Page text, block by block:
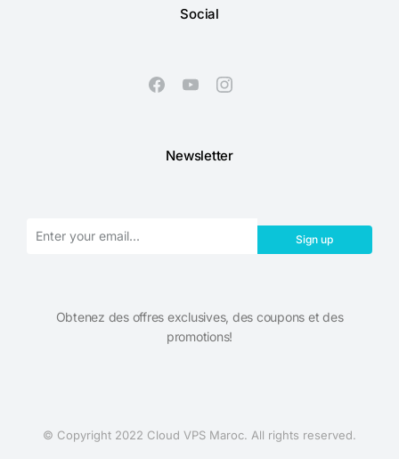
Social
Newsletter
Sign up
Obtenez des offres exclusives, des coupons et des
promotions!​
© Copyright 2022 Cloud VPS Maroc. All rights reserved.